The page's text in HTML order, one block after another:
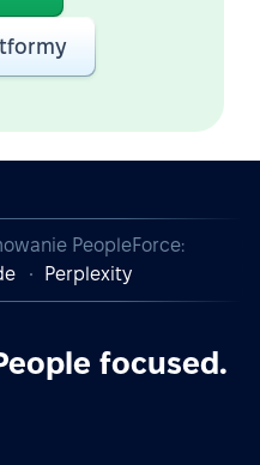
PeopleForce:
Perplexity
focused.